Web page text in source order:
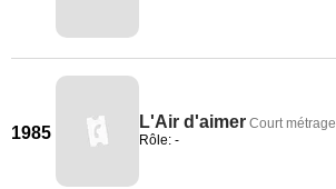
1985
L'Air d'aimer Court métrage
Rôle: -